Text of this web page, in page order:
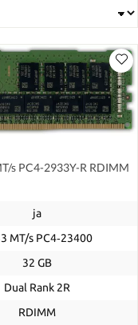
s PC4-2933Y-R RDIMM
ja
MT/s PC4‑23400
32 GB
Dual Rank 2R
RDIMM